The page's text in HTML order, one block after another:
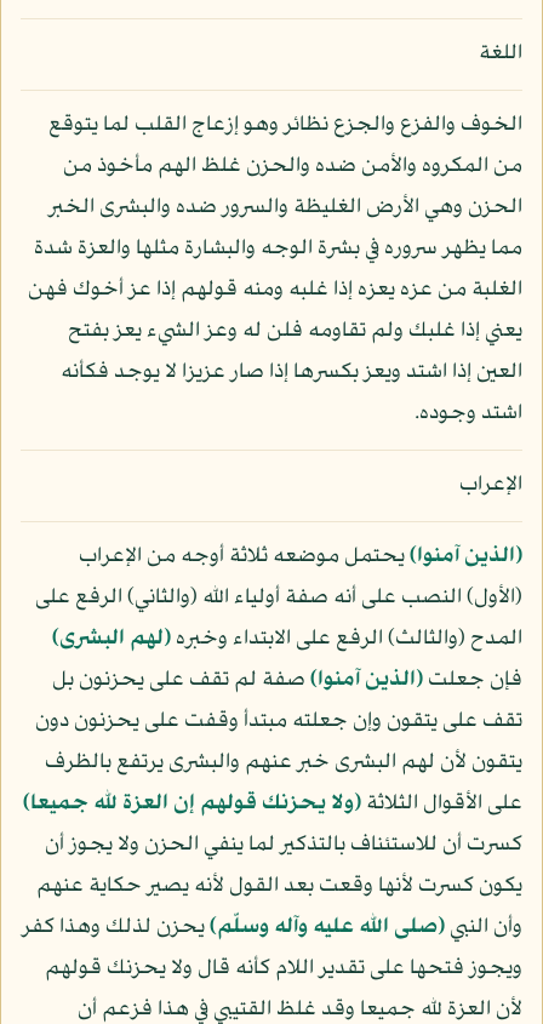
اللغة
الخوف والفزع والجزع نظائر وهو إزعاج القلب لما يتوقع
من المكروه والأمن ضده والحزن غلظ الهم مأخوذ من
الحزن وهي الأرض الغليظة والسرور ضده والبشرى الخبر
مما يظهر سروره في بشرة الوجه والبشارة مثلها والعزة شدة
الغلبة من عزه يعزه إذا غلبه ومنه قولهم إذا عز أخوك فهن
يعني إذا غلبك ولم تقاومه فلن له وعز الشيء يعز بفتح
العين إذا اشتد ويعز بكسرها إذا صار عزيزا لا يوجد فكأنه
اشتد وجوده.
الإعراب
﴿الذين آمنوا﴾يحتمل موضعه ثلاثة أوجه من الإعراب
(الأول) النصب على أنه صفة أولياء الله (والثاني) الرفع على
المدح (والثالث) الرفع على الابتداء وخبره﴿لهم البشرى﴾
فإن جعلت﴿الذين آمنوا﴾صفة لم تقف على يحزنون بل
تقف على يتقون وإن جعلته مبتدأ وقفت على يحزنون دون
يتقون لأن لهم البشرى خبر عنهم والبشرى يرتفع بالظرف
على الأقوال الثلاثة﴿ولا يحزنك قولهم إن العزة لله جميعا﴾
كسرت أن للاستئناف بالتذكير لما ينفي الحزن ولا يجوز أن
يكون كسرت لأنها وقعت بعد القول لأنه يصير حكاية عنهم
وأن النبي(صلى الله عليه وآله وسلّم)يحزن لذلك وهذا كفر
ويجوز فتحها على تقدير اللام كأنه قال ولا يحزنك قولهم
لأن العزة لله جميعا وقد غلظ القتيبي في هذا فزعم أن